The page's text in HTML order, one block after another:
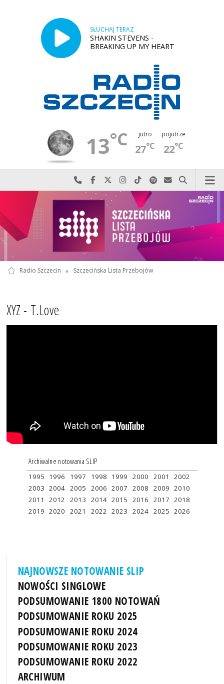
SŁUCHAJ TERAZ
SHAKIN STEVENS -
BREAKING UP MY HEART
13°C jutro
27°C
pojutrze
22°C
Najlepiej po prostu do nas zadzwoń
Odwiedź nas na Facebook-u
Odwiedź nas na X
Odwiedź nas na Instagram-ie
Odwiedź nas na TikTok-u
Szukaj nas na Spotify
Wyślij do nas
Szukaj
Radio Szczecin » Szczecińska Lista Przebojów
XYZ - T.Love
Archiwalne notowania SLIP
1995 1996 1997 1998 1999 2000 2001
2002
2003 2004 2005 2006 2007 2008 2009 2010
2011
2012 2013 2014 2015 2016 2017 2018
2019 2020 2021 2022 2023 2024 2025 2026
NAJNOWSZE NOTOWANIE SLIP
NOWOŚCI SINGLOWE
PODSUMOWANIE 1800 NOTOWAŃ
PODSUMOWANIE ROKU 2025
PODSUMOWANIE ROKU 2024
PODSUMOWANIE ROKU 2023
PODSUMOWANIE ROKU 2022
ARCHIWUM